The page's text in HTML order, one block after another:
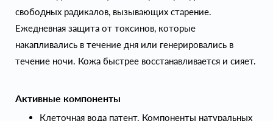
свободных радикалов, вызывающих старение.
Ежедневная защита от токсинов, которые
накапливались в течение дня или генерировались в
течение ночи. Кожа быстрее восстанавливается и сияет.
Активные компоненты
Клеточная вода патент. Компоненты натуральных